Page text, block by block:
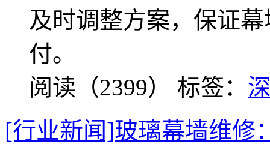
及时调整方案，保证
付。
阅读（2399） 标签：
[行业新闻]玻璃幕墙维修